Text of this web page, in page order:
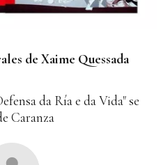
de Xaime Quessada
da Ría e da Vida" se
Caranza